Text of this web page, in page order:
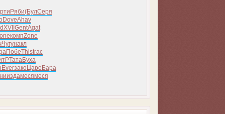
Ряби(БулСеря
DoveAhav
XVII GentAgat
компZone
Чугунакл
ПобеThistrac
ТатаБуха
Everзако Царе Бара
издамесямеся